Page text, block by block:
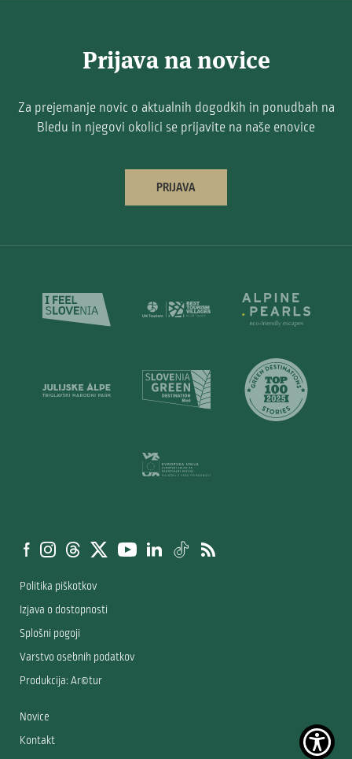
Prijava na novice
Za prejemanje novic o aktualnih dogodkih in ponudbah na
Bledu in njegovi okolici se prijavite na naše enovice
PRIJAVA
Kontakt
Novice
Politika piškotkov
Izjava o dostopnosti
Splošni pogoji
Varstvo osebnih podatkov
Produkcija: Ar©tur